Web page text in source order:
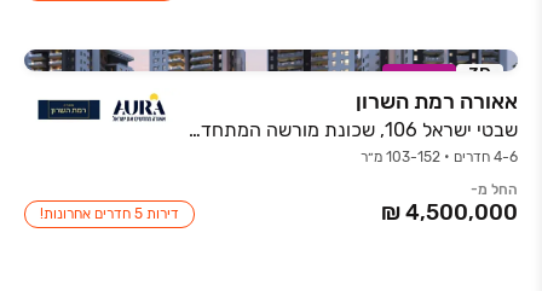
3D במבצע
אאורה רמת השרון
שבטי ישראל 106, שכונת מורשה המתחדשת, רמת השרון
4-6 חדרים • 103-152 מ״ר
החל מ-
דירות 5 חדרים אחרונות!